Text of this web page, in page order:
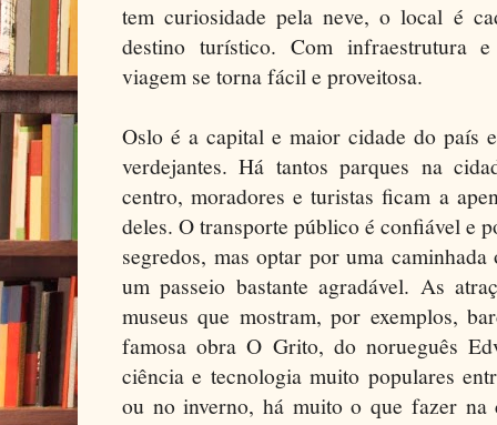
tem curiosidade pela neve, o local é
destino turístico. Com infraestrutura
viagem se torna fácil e proveitosa.
Oslo é a capital e maior cidade do país
verdejantes. Há tantos parques na
centro, moradores e turistas ficam a
deles. O transporte público é confiável e
segredos, mas optar por uma
um passeio bastante agradável. As
museus que mostram, por exemplos,
famosa obra O Grito, do norueguês
ciência e tecnologia muito populares
ou no inverno, há muito o que fazer na